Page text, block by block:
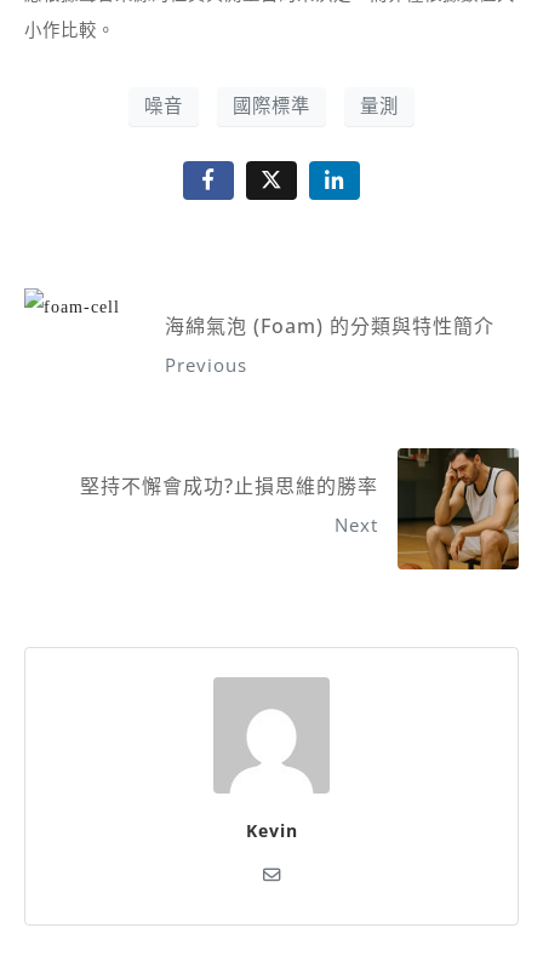
小作比較。
噪音 國際標準 量測
海綿氣泡 (Foam) 的分類與特性簡介
Previous
堅持不懈會成功?止損思維的勝率
Next
Kevin